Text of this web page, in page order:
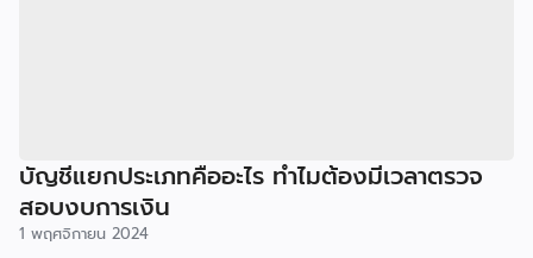
บัญชีแยกประเภทคืออะไร ทำไมต้องมีเวลาตรวจ
สอบงบการเงิน
1 พฤศจิกายน 2024